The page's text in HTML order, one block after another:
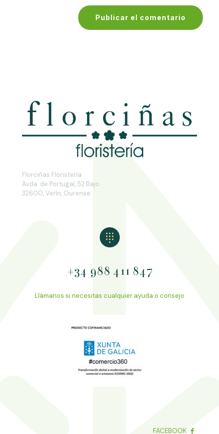
Florciñas Floristería
Avda. de Portugal, 52 Bajo
32600, Verín, Ourense
+34 988 411 847
Llámanos si necesitas cualquier ayuda o consejo
FACEBOOK